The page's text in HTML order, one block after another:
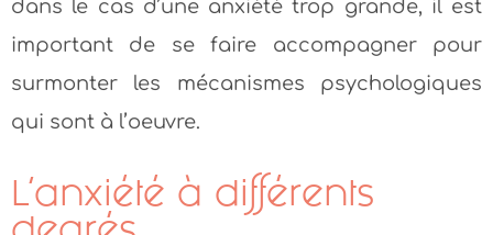
dans le cas d’une anxiété trop grande, il est
important de se faire accompagner pour
surmonter les mécanismes psychologiques
qui sont à l’oeuvre.
L’anxiété à différents